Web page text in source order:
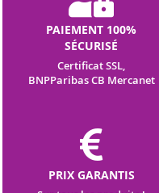
PAIEMENT 100%
SÉCURISÉ
Certificat SSL,
BNPParibas CB Mercanet
PRIX GARANTIS